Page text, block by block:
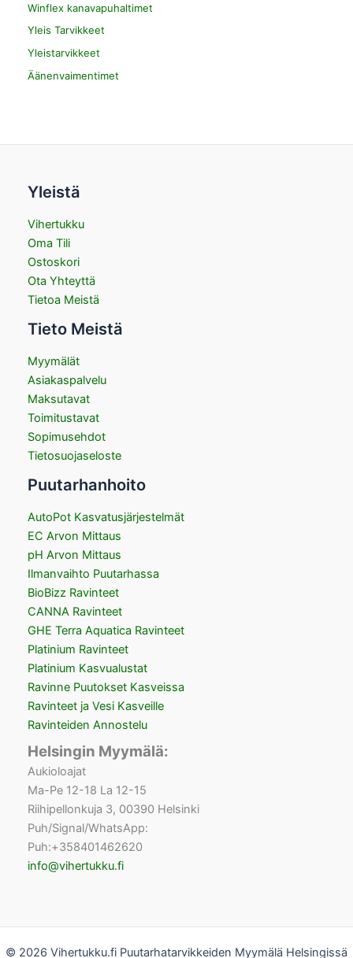
Winflex kanavapuhaltimet
Yleis Tarvikkeet
Yleistarvikkeet
Äänenvaimentimet
Yleistä
Vihertukku
Oma Tili
Ostoskori
Ota Yhteyttä
Tietoa Meistä
Tieto Meistä
Myymälät
Asiakaspalvelu
Maksutavat
Toimitustavat
Sopimusehdot
Tietosuojaseloste
Puutarhanhoito
AutoPot Kasvatusjärjestelmät
EC Arvon Mittaus
pH Arvon Mittaus
Ilmanvaihto Puutarhassa
BioBizz Ravinteet
CANNA Ravinteet
GHE Terra Aquatica Ravinteet
Platinium Ravinteet
Platinium Kasvualustat
Ravinne Puutokset Kasveissa
Ravinteet ja Vesi Kasveille
Ravinteiden Annostelu
Helsingin Myymälä:
Aukioloajat
Ma-Pe 12-18 La 12-15
Riihipellonkuja 3, 00390 Helsinki
Puh/Signal/WhatsApp:
Puh:+358401462620
info@vihertukku.fi
© 2026 Vihertukku.fi Puutarhatarvikkeiden Myymälä Helsingissä